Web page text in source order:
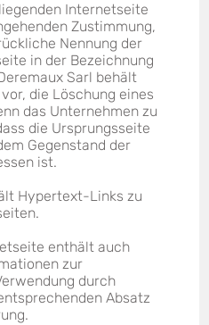
Internetseite
Zustimmung,
Nennung der
in der Bezeichnung
Sarl behält
die Löschung eines
das Unternehmen zu
die Ursprungsseite
Gegenstand der
ist.
Hypertext-Links zu
enthält auch
zur
durch
Absatz